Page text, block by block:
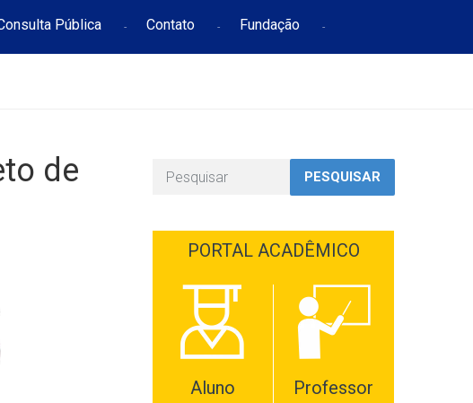
Pública Contato Fundação
de
PESQUISAR
PORTAL ACADÊMICO
Aluno Professor